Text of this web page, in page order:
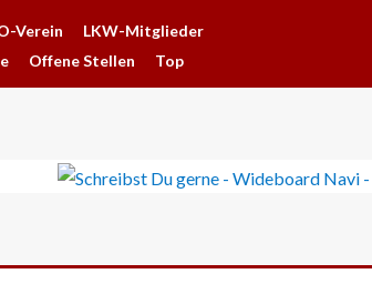
Verein
LKW-Mitglieder
Offene Stellen Top